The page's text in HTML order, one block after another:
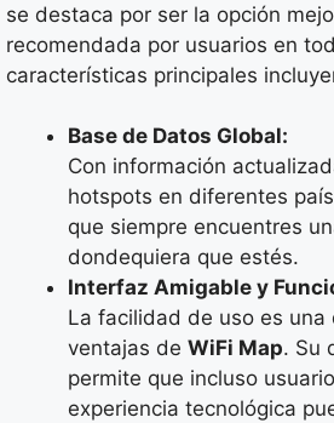
se destaca por ser la opción
recomendada por usuarios en
características principales
Base de Datos Global:
Con información
hotspots en diferentes
que siempre encuentres
dondequiera que estés.
Interfaz Amigable y
La facilidad de uso es una
ventajas de WiFi Map. Su
permite que incluso
experiencia tecnológica